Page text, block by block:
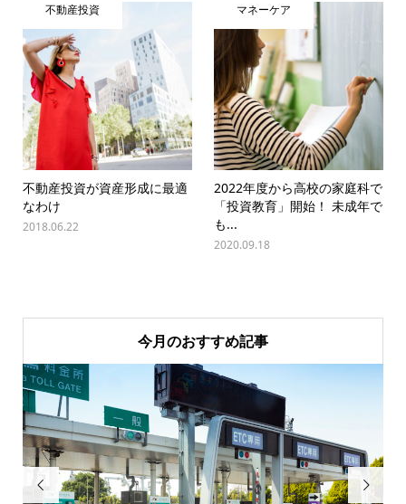
不動産投資
不動産投資が資産形成に最適
なわけ
2018.06.22
マネーケア
2022年度から高校の家庭科で
「投資教育」開始！ 未成年で
も...
2020.09.18
今月のおすすめ記事
 